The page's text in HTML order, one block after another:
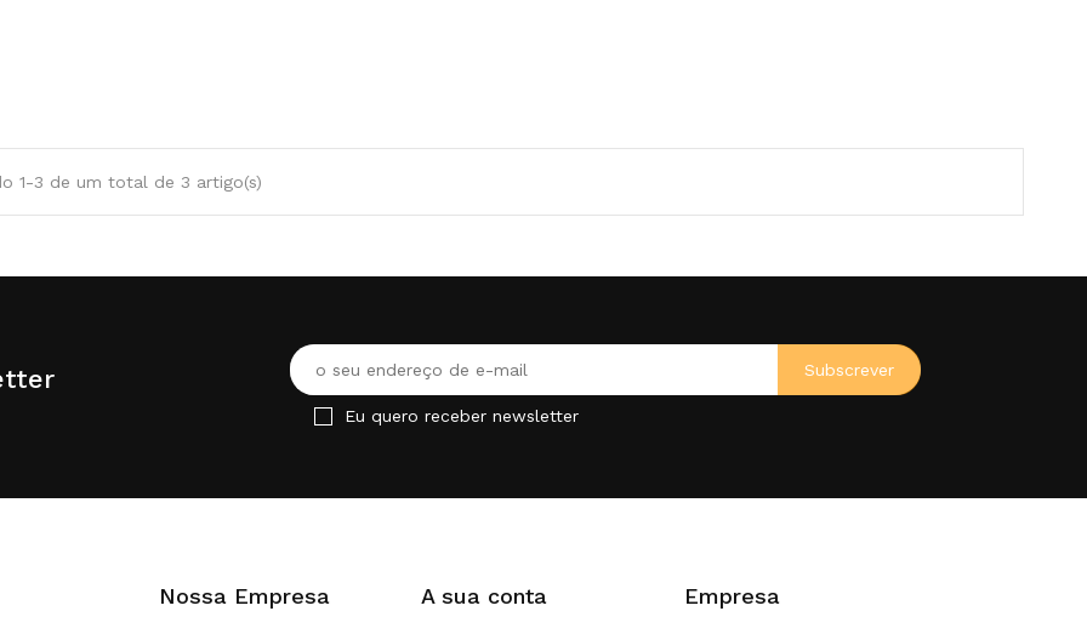
1-3 de um total de 3 artigo(s)
Eu quero receber newsletter
Nossa Empresa A sua conta Empresa